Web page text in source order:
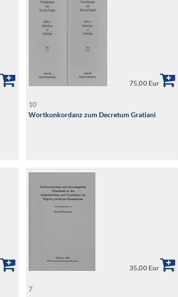
75,00 Eur
10
Wortkonkordanz zum Decretum Gratiani
35,00 Eur
7